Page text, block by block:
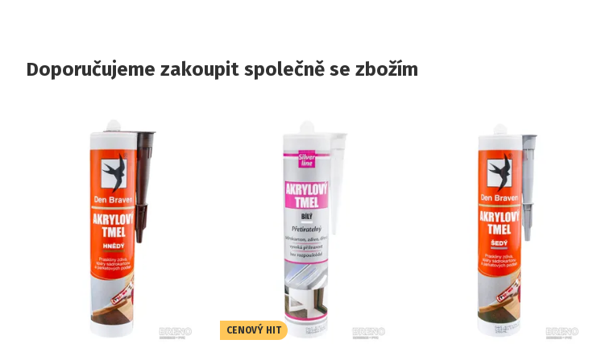
Doporučujeme zakoupit společně se zbožím
CENOVÝ HIT